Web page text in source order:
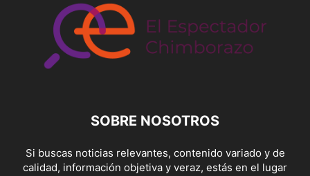
SOBRE NOSOTROS
Si buscas noticias relevantes, contenido variado y de
calidad, información objetiva y veraz, estás en el lugar